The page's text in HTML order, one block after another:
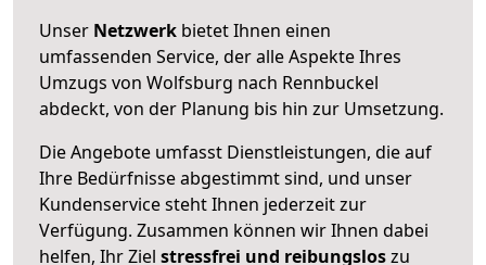
Unser Netzwerk bietet Ihnen einen
umfassenden Service, der alle Aspekte Ihres
Umzugs von Wolfsburg nach Rennbuckel
abdeckt, von der Planung bis hin zur Umsetzung.
Die Angebote umfasst Dienstleistungen, die auf
Ihre Bedürfnisse abgestimmt sind, und unser
Kundenservice steht Ihnen jederzeit zur
Verfügung. Zusammen können wir Ihnen dabei
helfen, Ihr Ziel stressfrei und reibungsloszu